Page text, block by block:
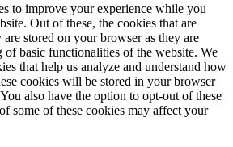
to improve your experience while you
Out of these, the cookies that are
are stored on your browser as they are
of basic functionalities of the website. We
that help us analyze and understand how
cookies will be stored in your browser
also have the option to opt-out of these
some of these cookies may affect your